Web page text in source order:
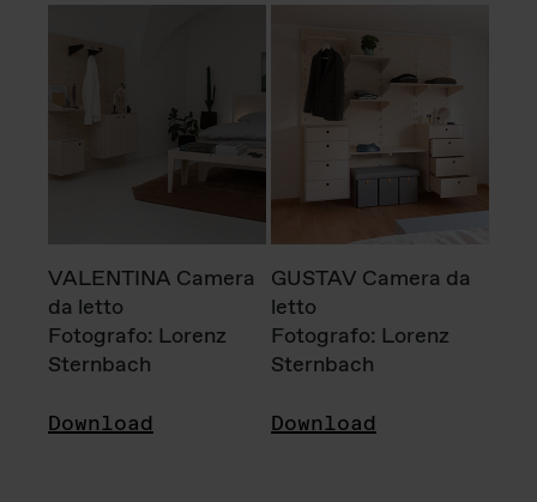
VALENTINA Camera
da letto
Fotografo: Lorenz
Sternbach
Download
GUSTAV Camera da
letto
Fotografo: Lorenz
Sternbach
Download